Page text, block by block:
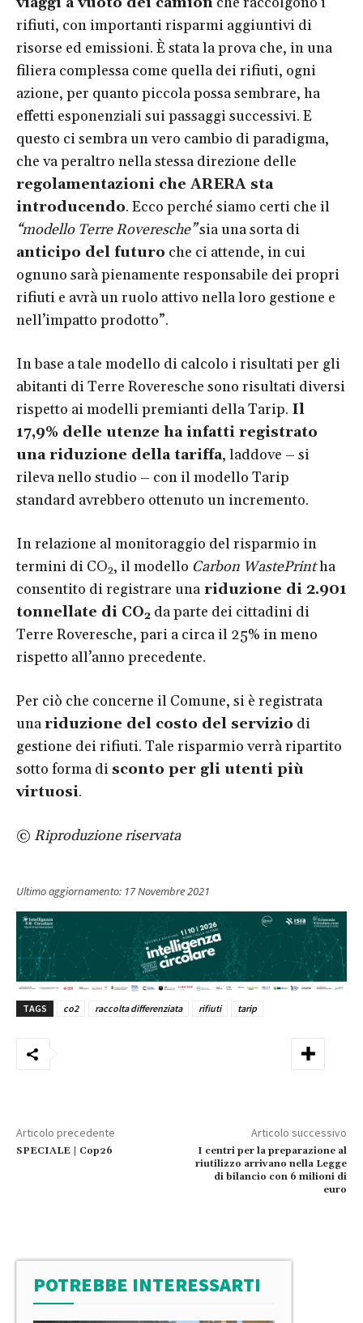
rifiuti, con importanti risparmi aggiuntivi di
risorse ed emissioni. È stata la prova che, in una
filiera complessa come quella dei rifiuti, ogni
azione, per quanto piccola possa sembrare, ha
effetti esponenziali sui passaggi successivi. E
questo ci sembra un vero cambio di paradigma,
che va peraltro nella stessa direzione delle
regolamentazioni che ARERA sta
introducendo. Ecco perché siamo certi che il
“modello Terre Roveresche”sia una sorta di
anticipo del futuro che ci attende, in cui
ognuno sarà pienamente responsabile dei propri
rifiuti e avrà un ruolo attivo nella loro gestione e
nell’impatto prodotto”.
In base a tale modello di calcolo i risultati per gli
abitanti di Terre Roveresche sono risultati diversi
rispetto ai modelli premianti della Tarip. Il
17,9% delle utenze ha infatti registrato
una riduzione della tariffa, laddove – si
rileva nello studio – con il modello Tarip
standard avrebbero ottenuto un incremento.
In relazione al monitoraggio del risparmio in
termini di CO2, il modello Carbon WastePrintha
consentito di registrare una riduzione di 2.901
tonnellate di CO2 da parte dei cittadini di
Terre Roveresche, pari a circa il 25% in meno
rispetto all’anno precedente.
Per ciò che concerne il Comune, si è registrata
unariduzione del costo del servizio di
gestione dei rifiuti. Tale risparmio verrà ripartito
sotto forma di sconto per gli utenti più
virtuosi.
© Riproduzione riservata
Ultimo aggiornamento: 17 Novembre 2021
TAGS co2 raccolta differenziata rifiuti tarip
Articolo precedente
SPECIALE | Cop26
Articolo successivo
I centri per la preparazione al
riutilizzo arrivano nella Legge
di bilancio con 6 milioni di
euro
POTREBBE INTERESSARTI